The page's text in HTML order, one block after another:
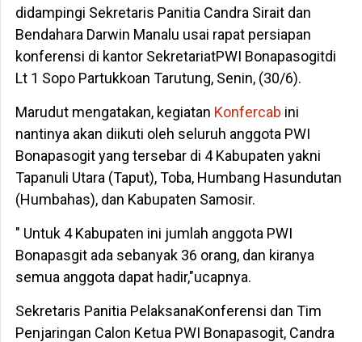
didampingi Sekretaris Panitia Candra Sirait dan
Bendahara Darwin Manalu usai rapat persiapan
konferensi di kantor SekretariatPWI Bonapasogitdi
Lt 1 Sopo Partukkoan Tarutung, Senin, (30/6).
Marudut mengatakan, kegiatan Konfercab ini
nantinya akan diikuti oleh seluruh anggota PWI
Bonapasogit yang tersebar di 4 Kabupaten yakni
Tapanuli Utara (Taput), Toba, Humbang Hasundutan
(Humbahas), dan Kabupaten Samosir.
" Untuk 4 Kabupaten ini jumlah anggota PWI
Bonapasgit ada sebanyak 36 orang, dan kiranya
semua anggota dapat hadir,"ucapnya.
Sekretaris Panitia PelaksanaKonferensi dan Tim
Penjaringan Calon Ketua PWI Bonapasogit, Candra